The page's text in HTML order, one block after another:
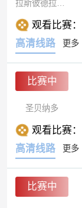
观看比赛：
高清线路
更多
比赛中
圣贝纳多
观看比赛：
高清线路
更多
比赛中